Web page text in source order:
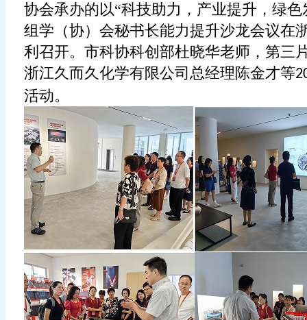
协会承办的以“科技助力，产业提升，绿
组学（协）会秘书长能力提升沙龙会议在
利召开。市科协科创部杜晓华老师，第三
浙江久而久化学有限公司总经理陈金才等
活动。